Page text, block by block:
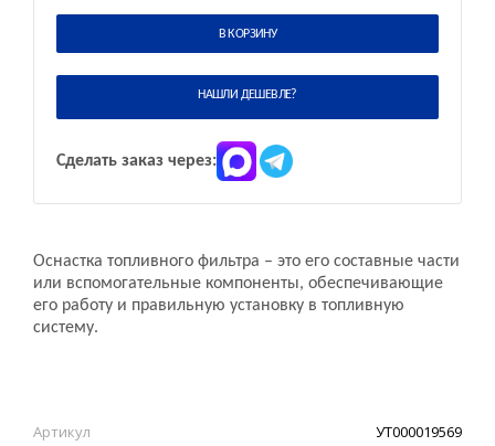
В КОРЗИНУ
НАШЛИ ДЕШЕВЛЕ?
Сделать заказ через:
Оснастка топливного фильтра – это его составные части
или вспомогательные компоненты, обеспечивающие
его работу и правильную установку в топливную
систему.
Артикул
УТ000019569